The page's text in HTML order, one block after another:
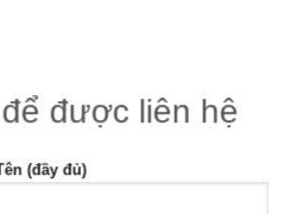
được liên hệ
(đầy đủ)